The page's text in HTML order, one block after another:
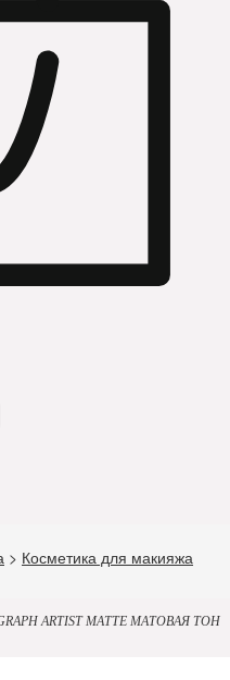
> Косметика для макияжа
ARTIST MATTE МАТОВАЯ ТОН